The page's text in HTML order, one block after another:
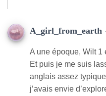
A_girl_from_earth
A une époque, Wilt 1
Et puis je me suis
anglais assez
j’avais envie